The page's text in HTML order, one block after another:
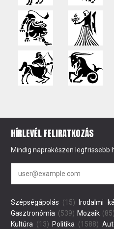
HÍRLEVÉL FELIRATKOZÁS
Mindig naprakészen legfrissebb
Szépségápolás (15) Irodalmi
Gasztronómia (539) Mozaik(85)
Kultúra (13) Politika (1588)